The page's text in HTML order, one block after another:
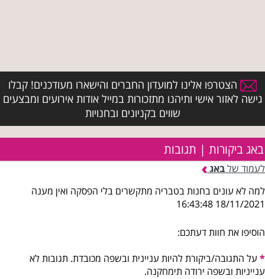
הצטרפו אלינו למועדון החברים והישארו מעודכנים! קבלו
גישה לאזור אישי ותיהנו מתזכורות במייל אודות אירועים ומבצעים
שווים בקניונים ובחנויות
באג ביקורות | תגובות
לעמוד שלבאג
למה לא עונים בחנות בטבריה מתקשרים בלי הפסקה ואין מענה
18/11/2021 16:43:48
הוסיפו את חוות דעתכם:
* על התגובה/ביקורת להיות עניינית ובשפה מכובדת. תגובות לא
ענייניות ובשפה ירודה תימחקנה.